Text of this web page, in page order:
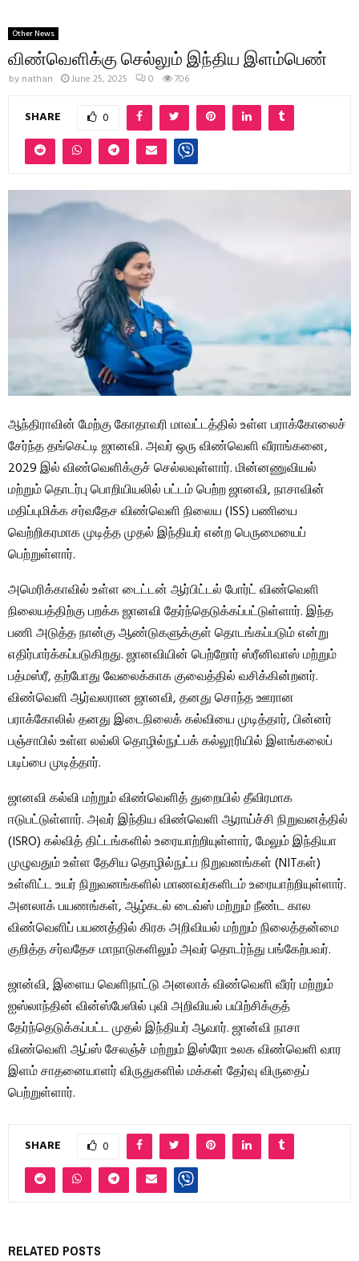
Other News
விண்வெளிக்கு செல்லும் இந்திய இளம்பெண்
by nathan June 25, 2025 0 706
SHARE 0
ஆந்திராவின் மேற்கு கோதாவரி மாவட்டத்தில் உள்ள பராக்கோலைச்
சேர்ந்த தங்கெட்டி ஜானவி. அவர் ஒரு விண்வெளி வீராங்கனை,
2029 இல் விண்வெளிக்குச் செல்லவுள்ளார். மின்னணுவியல்
மற்றும் தொடர்பு பொறியியலில் பட்டம் பெற்ற ஜானவி, நாசாவின்
மதிப்புமிக்க சர்வதேச விண்வெளி நிலைய (ISS) பணியை
வெற்றிகரமாக முடித்த முதல் இந்தியர் என்ற பெருமையைப்
பெற்றுள்ளார்.
அமெரிக்காவில் உள்ள டைட்டன் ஆர்பிட்டல் போர்ட் விண்வெளி
நிலையத்திற்கு பறக்க ஜானவி தேர்ந்தெடுக்கப்பட்டுள்ளார். இந்த
பணி அடுத்த நான்கு ஆண்டுகளுக்குள் தொடங்கப்படும் என்று
எதிர்பார்க்கப்படுகிறது. ஜானவியின் பெற்றோர் ஸ்ரீனிவாஸ் மற்றும்
பத்மஸ்ரீ, தற்போது வேலைக்காக குவைத்தில் வசிக்கின்றனர்.
விண்வெளி ஆர்வலரான ஜானவி, தனது சொந்த ஊரான
பராக்கோலில் தனது இடைநிலைக் கல்வியை முடித்தார், பின்னர்
பஞ்சாபில் உள்ள லவ்லி தொழில்நுட்பக் கல்லூரியில் இளங்கலைப்
படிப்பை முடித்தார்.
ஜானவி கல்வி மற்றும் விண்வெளித் துறையில் தீவிரமாக
ஈடுபட்டுள்ளார். அவர் இந்திய விண்வெளி ஆராய்ச்சி நிறுவனத்தில்
(ISRO) கல்வித் திட்டங்களில் உரையாற்றியுள்ளார், மேலும் இந்தியா
முழுவதும் உள்ள தேசிய தொழில்நுட்ப நிறுவனங்கள் (NITகள்)
உள்ளிட்ட உயர் நிறுவனங்களில் மாணவர்களிடம் உரையாற்றியுள்ளார்.
அனலாக் பயணங்கள், ஆழ்கடல் டைவ்ஸ் மற்றும் நீண்ட கால
விண்வெளிப் பயணத்தில் கிரக அறிவியல் மற்றும் நிலைத்தன்மை
குறித்த சர்வதேச மாநாடுகளிலும் அவர் தொடர்ந்து பங்கேற்பவர்.
ஜான்வி, இளைய வெளிநாட்டு அனலாக் விண்வெளி வீரர் மற்றும்
ஐஸ்லாந்தின் வின்ஸ்பேஸில் புவி அறிவியல் பயிற்சிக்குத்
தேர்ந்தெடுக்கப்பட்ட முதல் இந்தியர் ஆவார். ஜான்வி நாசா
விண்வெளி ஆப்ஸ் சேலஞ்ச் மற்றும் இஸ்ரோ உலக விண்வெளி வார
இளம் சாதனையாளர் விருதுகளில் மக்கள் தேர்வு விருதைப்
பெற்றுள்ளார்.
SHARE 0
RELATED POSTS